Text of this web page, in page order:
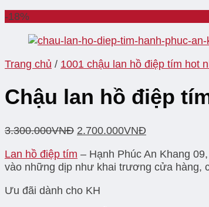
-18%
Trang chủ / 1001 chậu lan hồ điệp tím hot
Chậu lan hồ điệp
3.300.000VNĐ 2.700.000VNĐ
Lan hồ điệp tím – Hạnh Phúc An Khang 09,
vào những dịp như khai trương cửa
Ưu đãi dành cho KH